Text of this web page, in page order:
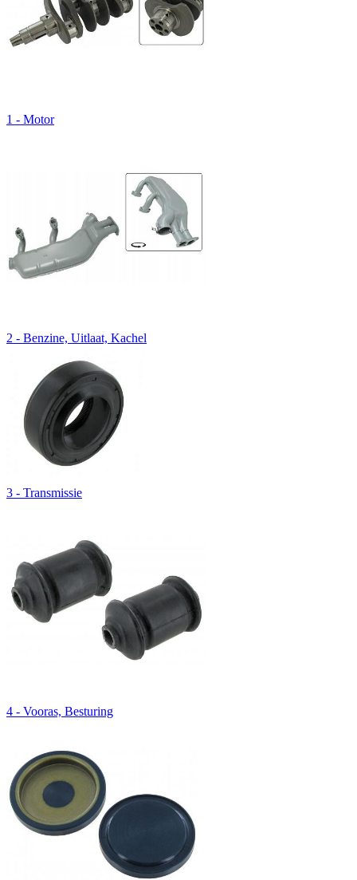
1 - Motor
2 - Benzine, Uitlaat, Kachel
3 - Transmissie
4 - Vooras, Besturing